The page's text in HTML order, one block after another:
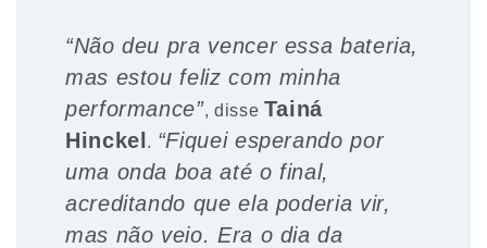
“Não deu pra vencer essa bateria,
mas estou feliz com minha
performance”, disse Tainá
Hinckel. “Fiquei esperando por
uma onda boa até o final,
acreditando que ela poderia vir,
mas não veio. Era o dia da